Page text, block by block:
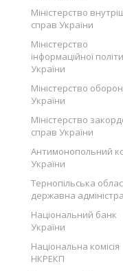
Міністерство
справ України
Міністерство
інформаційної
України
Міністерство
України
Міністерство
справ України
Антимонопольний
України
Тернопільська
державна
Національний банк
України
Національна комісія
НКРЕКП